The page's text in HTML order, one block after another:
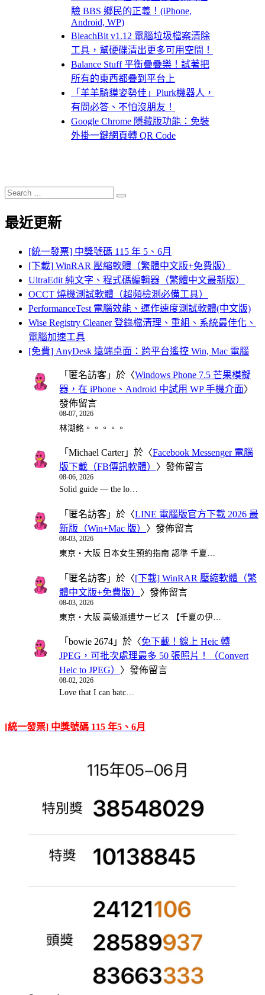
驗 BBS 鄉民的正義！(iPhone,
Android, WP)
BleachBit v1.12 電腦垃圾檔案清除
工具，幫硬碟清出更多可用空間！
Balance Stuff 平衡疊疊樂！試著把
所有的東西都疊到平台上
「羊羊騎貘姿勢佳」Plurk機器人，
有問必答、不怕沒朋友！
Google Chrome 隱藏版功能：免裝
外掛一鍵網頁轉 QR Code
Search
for:
Search
最近更新
[統一發票] 中獎號碼 115 年 5、6月
[下載] WinRAR 壓縮軟體（繁體中文版+免費版）
UltraEdit 純文字、程式碼編輯器（繁體中文最新版）
OCCT 燒機測試軟體（超頻檢測必備工具）
PerformanceTest 電腦效能、運作速度測試軟體(中文版)
Wise Registry Cleaner 登錄檔清理、重組、系統最佳化、
電腦加速工具
[免費] AnyDesk 遠端桌面：跨平台遙控 Win, Mac 電腦
「 匿名訪客 」於〈Windows Phone 7.5 芒果模擬
器，在 iPhone、Android 中試用 WP 手機介面〉
發佈留言
08-07, 2026
林湖銘。。。。。
「 Michael Carter」於〈Facebook Messenger 電腦
版下載（FB傳訊軟體） 〉發佈留言
08-06, 2026
Solid guide — the lo…
「 匿名訪客 」於〈LINE 電腦版官方下載 2026 最
新版（Win+Mac 版） 〉發佈留言
08-03, 2026
東京・大阪 日本女生預約指南 認準 千夏…
「 匿名訪客 」於〈[下載] WinRAR 壓縮軟體（繁
體中文版+免費版） 〉發佈留言
08-03, 2026
東京・大阪 高級派遣サービス 【千夏の伊…
「 bowie 2674 」於〈免下載！線上 Heic 轉
JPEG，可批次處理最多 50 張照片！（Convert
Heic to JPEG） 〉發佈留言
08-02, 2026
Love that I can batc…
[統一發票] 中獎號碼 115 年5、6月